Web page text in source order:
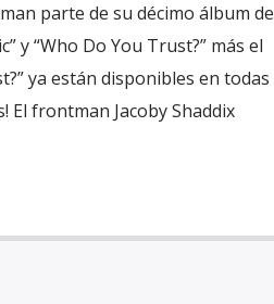
parte de su décimo álbum de
y “Who Do You Trust?” más el
ya están disponibles en todas
El frontman Jacoby Shaddix